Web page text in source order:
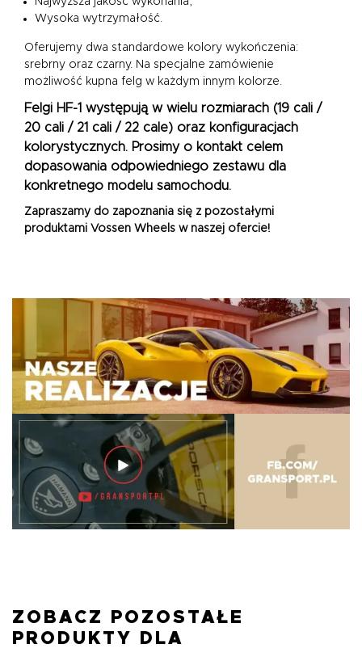
Wysoka wytrzymałość.
Oferujemy dwa standardowe kolory wykończenia:
srebrny oraz czarny. Na specjalne zamówienie
możliwość kupna felg w każdym innym kolorze.
Felgi HF-1 występują w wielu rozmiarach (19 cali /
20 cali / 21 cali / 22 cale) oraz konfiguracjach
kolorystycznych. Prosimy o kontakt celem
dopasowania odpowiedniego zestawu dla
konkretnego modelu samochodu.
Zapraszamy do zapoznania się z pozostałymi
produktami Vossen Wheels w naszej ofercie!
ZOBACZ POZOSTAŁE
PRODUKTY DLA